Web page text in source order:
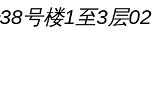
号楼1至3层02